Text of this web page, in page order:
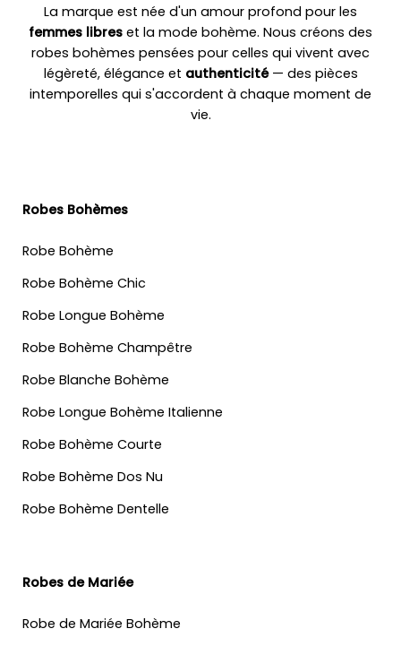
La marque est née d'un amour profond pour les
femmes libres et la mode bohème. Nous créons des
robes bohèmes pensées pour celles qui vivent avec
légèreté, élégance et authenticité— des pièces
intemporelles qui s'accordent à chaque moment de
vie.
Robes Bohèmes
Robe Bohème
Robe Bohème Chic
Robe Longue Bohème
Robe Bohème Champêtre
Robe Blanche Bohème
Robe Longue Bohème Italienne
Robe Bohème Courte
Robe Bohème Dos Nu
Robe Bohème Dentelle
Robes de Mariée
Robe de Mariée Bohème